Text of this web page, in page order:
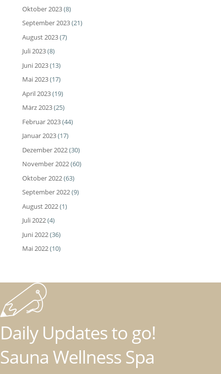
Oktober 2023(8)
September 2023(21)
August 2023(7)
Juli 2023(8)
Juni 2023(13)
Mai 2023(17)
April 2023(19)
März 2023(25)
Februar 2023(44)
Januar 2023(17)
Dezember 2022(30)
November 2022(60)
Oktober 2022(63)
September 2022(9)
August 2022(1)
Juli 2022(4)
Juni 2022(36)
Mai 2022(10)
Daily Updates to go!
Sauna Wellness Spa